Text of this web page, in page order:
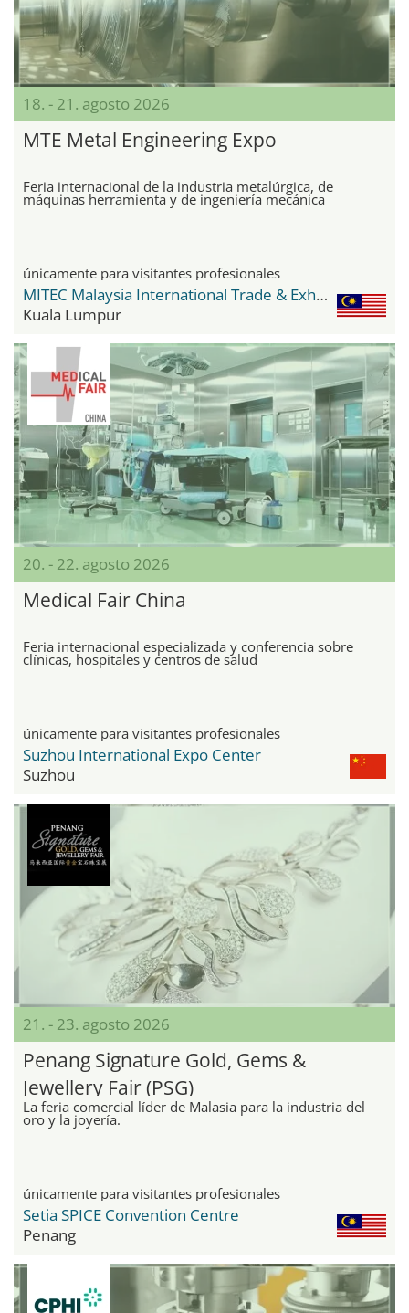
18. - 21. agosto 2026
MTE Metal Engineering Expo
Feria internacional de la industria metalúrgica, de
máquinas herramienta y de ingeniería mecánica
únicamente para visitantes profesionales
MITEC Malaysia International Trade & Exhibition Centre
Kuala Lumpur
20. - 22. agosto 2026
Medical Fair China
Feria internacional especializada y conferencia sobre
clínicas, hospitales y centros de salud
únicamente para visitantes profesionales
Suzhou International Expo Center
Suzhou
21. - 23. agosto 2026
Penang Signature Gold, Gems &
Jewellery Fair (PSG)
La feria comercial líder de Malasia para la industria del
oro y la joyería.
únicamente para visitantes profesionales
Setia SPICE Convention Centre
Penang